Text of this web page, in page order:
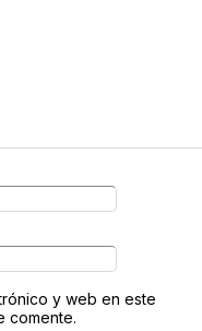
y web en este
comente.